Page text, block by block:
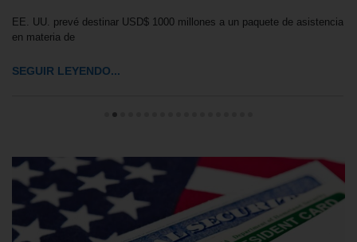
EE. UU. prevé destinar USD$ 1000 millones a un paquete de asistencia
en materia de
SEGUIR LEYENDO...